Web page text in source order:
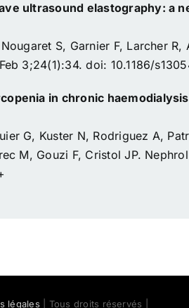
ultrasound elastography: a
S, Garnier F, Larcher
3;24(1):34. doi: 10.1186/
in chronic
G, Kuster N, Rodriguez A,
M, Gouzi F, Cristol JP.
légales| Tous droits réservés |